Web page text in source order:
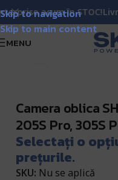
Skip to navigation
Skip to main content
acum în STOC!Livrare
MENU
Drone Atasabile &
Camera oblica
205S Pro, 305S
Selectați o
prețurile.
SKU: Nu se aplică